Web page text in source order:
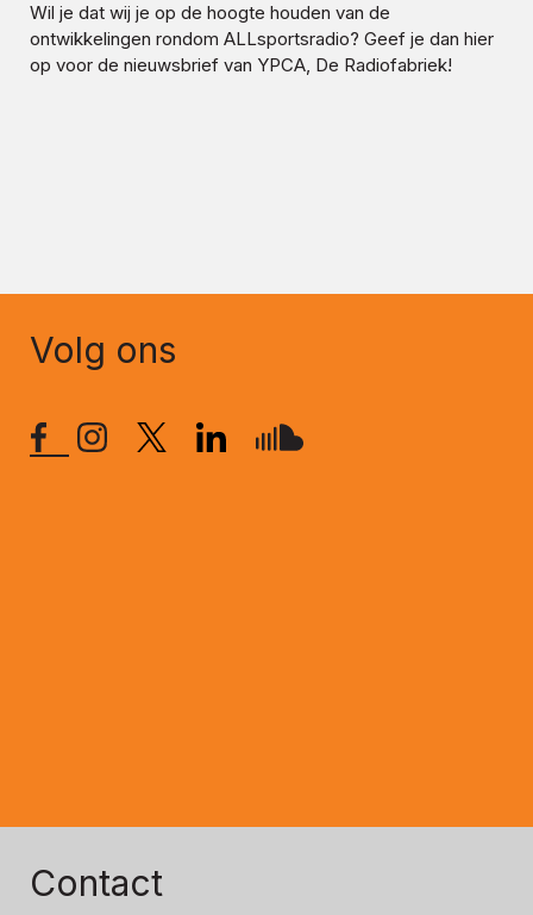
Wil je dat wij je op de hoogte houden van de
ontwikkelingen rondom ALLsportsradio? Geef je dan hier
op voor de nieuwsbrief van YPCA, De Radiofabriek!
Volg ons
Contact